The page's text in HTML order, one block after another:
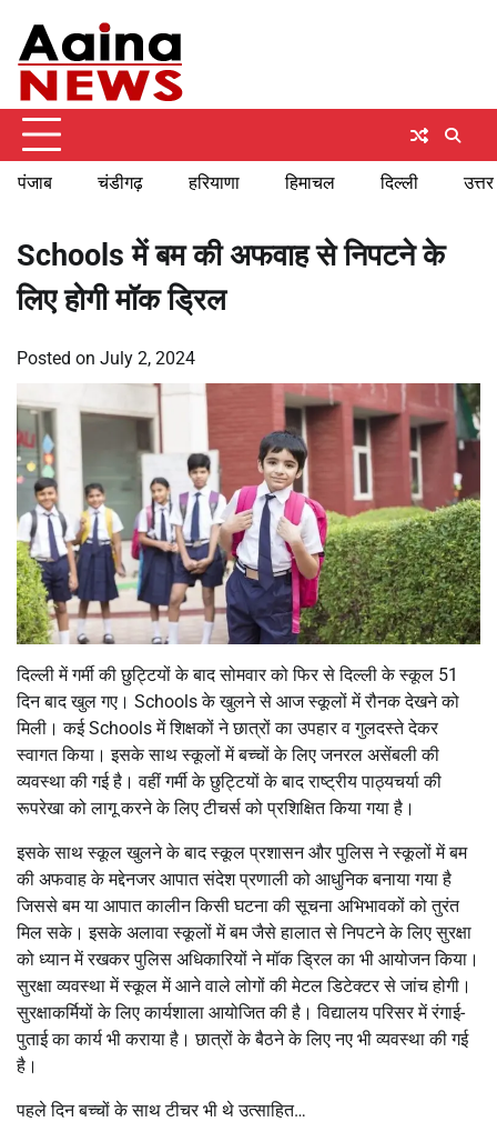
content
पंजाब चंडीगढ़ हरियाणा हिमाचल दिल्ली
Schools में बम की अफवाह से निपटने के
लिए होगी मॉक ड्रिल
Posted on July 2, 2024
दिल्ली में गर्मी की छुट्टियों के बाद सोमवार को फिर से दिल्ली के स्कूल 51
दिन बाद खुल गए। Schools के खुलने से आज स्कूलों में रौनक देखने को
मिली। कई Schools में शिक्षकों ने छात्रों का उपहार व गुलदस्ते देकर
स्वागत किया। इसके साथ स्कूलों में बच्चों के लिए जनरल असेंबली की
व्यवस्था की गई है। वहीं गर्मी के छुट्टियों के बाद राष्ट्रीय पाठ्यचर्या की
रूपरेखा को लागू करने के लिए टीचर्स को प्रशिक्षित किया गया है।
इसके साथ स्कूल खुलने के बाद स्कूल प्रशासन और पुलिस ने स्कूलों में बम
की अफवाह के मद्देनजर आपात संदेश प्रणाली को आधुनिक बनाया गया है
जिससे बम या आपात कालीन किसी घटना की सूचना अभिभावकों को तुरंत
मिल सके। इसके अलावा स्कूलों में बम जैसे हालात से निपटने के लिए सुरक्षा
को ध्यान में रखकर पुलिस अधिकारियों ने मॉक ड्रिल का भी आयोजन किया।
सुरक्षा व्यवस्था में स्कूल में आने वाले लोगों की मेटल डिटेक्टर से जांच होगी।
सुरक्षाकर्मियों के लिए कार्यशाला आयोजित की है। विद्यालय परिसर में रंगाई-
पुताई का कार्य भी कराया है। छात्रों के बैठने के लिए नए भी व्यवस्था की गई
है।
पहले दिन बच्चों के साथ टीचर भी थे उत्साहित…